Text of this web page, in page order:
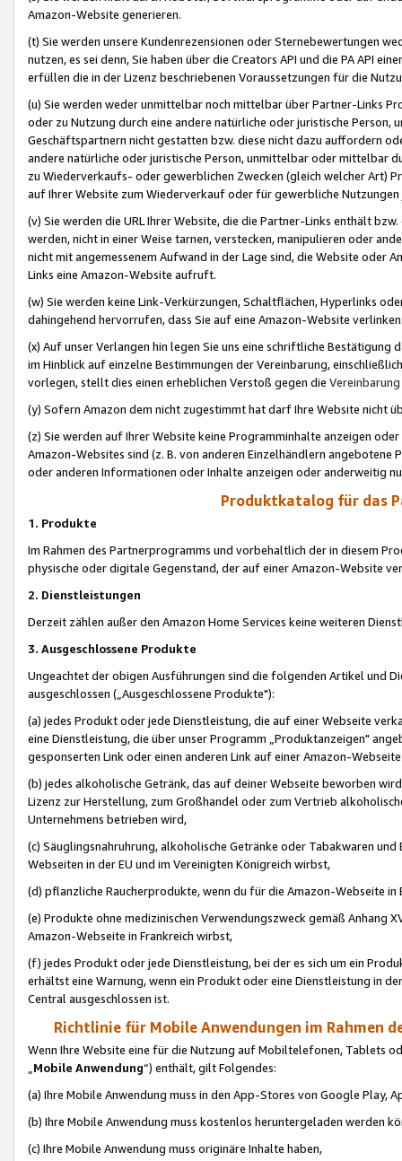
Amazon-Website generieren.
(t) Sie werden unsere Kundenrezensionen oder Sternebewertungen
nutzen, es sei denn, Sie haben über die Creators API und die PA API
erfüllen die in der Lizenz beschriebenen Voraussetzungen für die
(u) Sie werden weder unmittelbar noch mittelbar über Partner-Links
oder zu Nutzung durch eine andere natürliche oder juristische
Geschäftspartnern nicht gestatten bzw. diese nicht dazu auffordern
andere natürliche oder juristische Person, unmittelbar oder mittelbar
zu Wiederverkaufs- oder gewerblichen Zwecken (gleich welcher Art)
auf Ihrer Website zum Wiederverkauf oder für gewerbliche
(v) Sie werden die URL Ihrer Website, die die Partner-Links enthält
werden, nicht in einer Weise tarnen, verstecken, manipulieren oder
nicht mit angemessenem Aufwand in der Lage sind, die Website oder
Links eine Amazon-Website aufruft.
(w) Sie werden keine Link-Verkürzungen, Schaltflächen, Hyperlinks
dahingehend hervorrufen, dass Sie auf eine Amazon-Website
(x) Auf unser Verlangen hin legen Sie uns eine schriftliche
im Hinblick auf einzelne Bestimmungen der Vereinbarung,
vorlegen, stellt dies einen erheblichen Verstoß gegen die Vereinbarung
(y) Sofern Amazon dem nicht zugestimmt hat darf Ihre Website nicht
(z) Sie werden auf Ihrer Website keine Programminhalte anzeigen
Amazon-Websites sind (z. B. von anderen Einzelhändlern
oder anderen Informationen oder Inhalte anzeigen oder anderweitig
Produktkatalog für das
1. Produkte
Im Rahmen des Partnerprogramms und vorbehaltlich der in diesem
physische oder digitale Gegenstand, der auf einer Amazon-Website
2. Dienstleistungen
Derzeit zählen außer den Amazon Home Services keine weiteren
3. Ausgeschlossene Produkte
Ungeachtet der obigen Ausführungen sind die folgenden Artikel und
ausgeschlossen („Ausgeschlossene Produkte"):
(a) jedes Produkt oder jede Dienstleistung, die auf einer Webseite
eine Dienstleistung, die über unser Programm „Produktanzeigen"
gesponserten Link oder einen anderen Link auf einer Amazon-
(b) jedes alkoholische Getränk, das auf deiner Webseite beworben
Lizenz zur Herstellung, zum Großhandel oder zum Vertrieb
Unternehmens betrieben wird,
(c) Säuglingsnahruhrung, alkoholische Getränke oder Tabakwaren
Webseiten in der EU und im Vereinigten Königreich wirbst,
(d) pflanzliche Raucherprodukte, wenn du für die Amazon-Webseite in
(e) Produkte ohne medizinischen Verwendungszweck gemäß Anhang
Amazon-Webseite in Frankreich wirbst,
(f) jedes Produkt oder jede Dienstleistung, bei der es sich um ein
erhältst eine Warnung, wenn ein Produkt oder eine Dienstleistung in
Central ausgeschlossen ist.
Richtlinie für Mobile Anwendungen im Rahmen
Wenn Ihre Website eine für die Nutzung auf Mobiltelefonen, Tablets
„Mobile Anwendung“) enthält, gilt Folgendes:
(a) Ihre Mobile Anwendung muss in den App-Stores von Google Play,
(b) Ihre Mobile Anwendung muss kostenlos heruntergeladen werden
(c) Ihre Mobile Anwendung muss originäre Inhalte haben,